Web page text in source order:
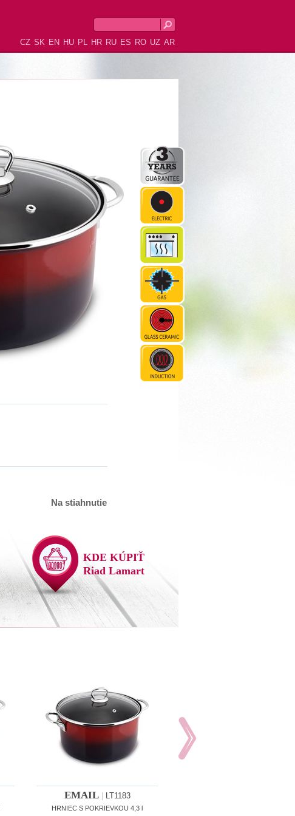
CZ SK EN HU PL HR RU ES RO UZ AR
Na stiahnutie
KDE KÚPIŤ
Riad Lamart
EMAIL| LT1183
HRNIEC S POKRIEVKOU 4,3 l